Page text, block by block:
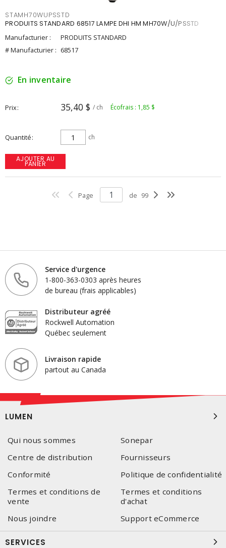
STAMH70WUPSSTD
PRODUITS STANDARD 68517 LAMPE DHI HM MH70W/U/PSSTD
Manufacturier :
PRODUITS STANDARD
# Manufacturier : 68517
En inventaire
Prix 35,40 $ / ch Écofrais : 1,85 $
Quantité ch
AJOUTER AU
PANIER
Page de 99
Service d'urgence
1-800-363-0303 après heures
de bureau (frais applicables)
Distributeur agréé
Rockwell Automation
Québec seulement
Livraison rapide
partout au Canada
LUMEN
Qui nous sommes
Sonepar
Centre de distribution
Fournisseurs
Conformité
Politique de confidentialité
Termes et conditions de
vente
Termes et conditions
d'achat
Nous joindre
Support eCommerce
SERVICES